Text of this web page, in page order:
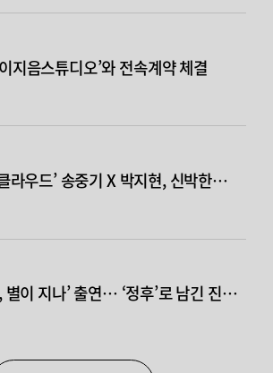
지음스튜디오’와 전속계약 체결
라우드’ 송중기 X 박지현, 신박한
설레는 재회!
별이 지나’ 출연… ‘정후’로 남긴 진한